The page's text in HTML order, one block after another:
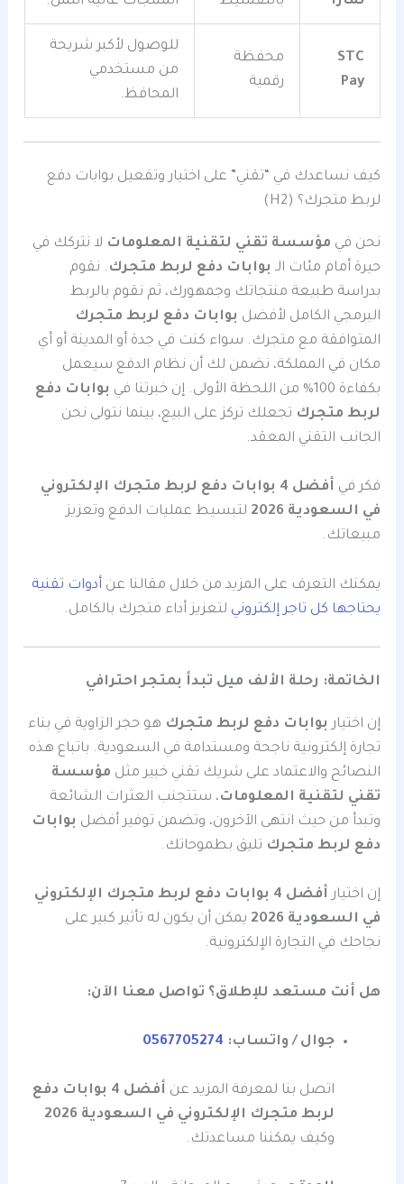
STC
Pay
محفظة
رقمية
للوصول لأكبر شريحة
من مستخدمي
المحافظ.
كيف نساعدك في “تقني” على اختيار وتفعيل بوابات دفع
لربط متجرك؟ (H2)
نحن في مؤسسة تقني لتقنية المعلومات لا نتركك في
حيرة أمام مئات الـ بوابات دفع لربط متجرك . نقوم
بدراسة طبيعة منتجاتك وجمهورك، ثم نقوم بالربط
البرمجي الكامل لأفضل بوابات دفع لربط متجرك
المتوافقة مع متجرك. سواء كنت في جدة أو المدينة أو أي
مكان في المملكة، نضمن لك أن نظام الدفع سيعمل
بكفاءة 100% من اللحظة الأولى. إن خبرتنا في
بوابات دفع
لربط متجرك تجعلك تركز على البيع، بينما نتولى نحن
الجانب التقني المعقد.
فكر في
أفضل 4 بوابات دفع لربط متجرك الإلكتروني
في السعودية 2026
لتبسيط عمليات الدفع وتعزيز
مبيعاتك.
يمكنك التعرف على المزيد من خلال مقالنا عن أدوات تقنية
يحتاجها كل تاجر إلكتروني لتعزيز أداء متجرك بالكامل.
الخاتمة: رحلة الألف ميل تبدأ بمتجر احترافي
إن اختيار بوابات دفع لربط متجرك هو حجر الزاوية في بناء
تجارة إلكترونية ناجحة ومستدامة في السعودية. باتباع هذه
النصائح والاعتماد على شريك تقني خبير مثل مؤسسة
تقني لتقنية المعلومات، ستتجنب العثرات الشائعة
وتبدأ من حيث انتهى الآخرون، وتضمن توفير أفضل بوابات
دفع لربط متجرك تليق بطموحاتك.
إن اختيار
أفضل 4 بوابات دفع لربط متجرك الإلكتروني
في السعودية 2026
يمكن أن يكون له تأثير كبير على
نجاحك في التجارة الإلكترونية.
هل أنت مستعد للإطلاق؟ تواصل معنا الآن:
جوال / واتساب: 0567705274
اتصل بنا لمعرفة المزيد عن
أفضل 4 بوابات دفع
لربط متجرك الإلكتروني في السعودية 2026
وكيف يمكننا مساعدتك.